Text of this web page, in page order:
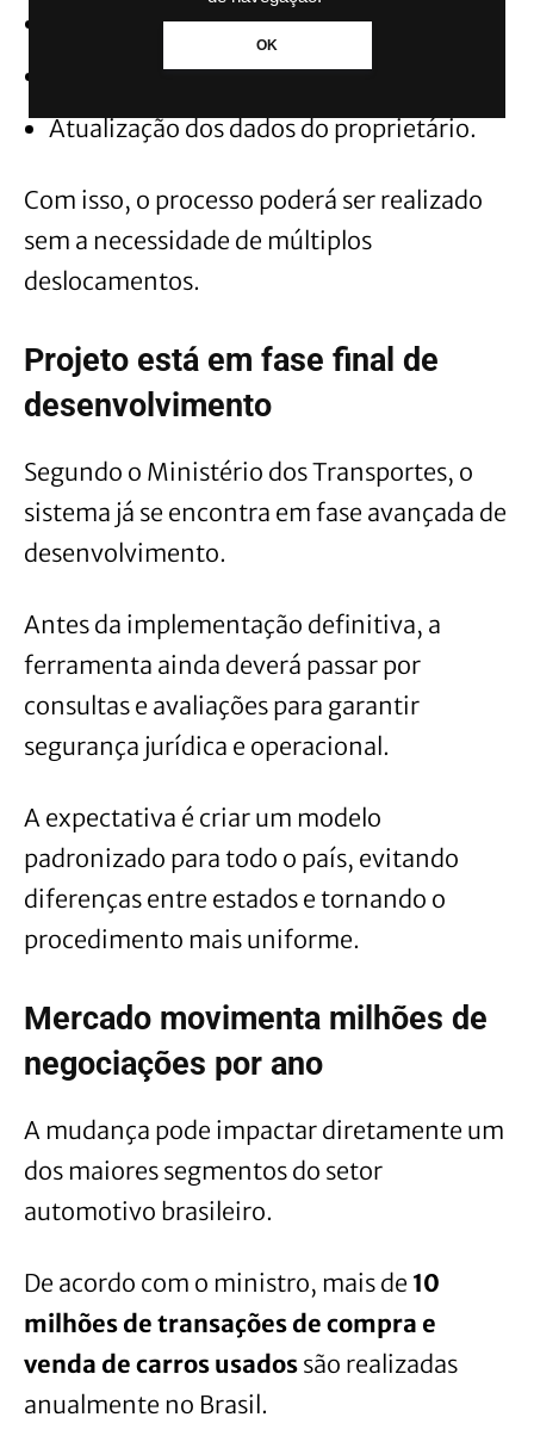
OK
Validação das informações do veículo;
Registro da operação;
Atualização dos dados do proprietário.
Com isso, o processo poderá ser realizado
sem a necessidade de múltiplos
deslocamentos.
Projeto está em fase final de
desenvolvimento
Segundo o Ministério dos Transportes, o
sistema já se encontra em fase avançada de
desenvolvimento.
Antes da implementação definitiva, a
ferramenta ainda deverá passar por
consultas e avaliações para garantir
segurança jurídica e operacional.
A expectativa é criar um modelo
padronizado para todo o país, evitando
diferenças entre estados e tornando o
procedimento mais uniforme.
Mercado movimenta milhões de
negociações por ano
A mudança pode impactar diretamente um
dos maiores segmentos do setor
automotivo brasileiro.
De acordo com o ministro, mais de 10
milhões de transações de compra e
venda de carros usados são realizadas
anualmente no Brasil.